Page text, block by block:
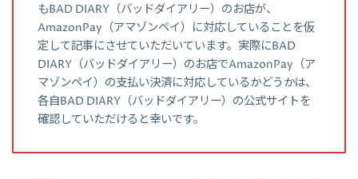
もBAD DIARY（バッドダイアリー）のお店が、
AmazonPay（アマゾンペイ）に対応していることを仮
定して記事にさせていただいています。実際にBAD
DIARY（バッドダイアリー）のお店でAmazonPay（ア
マゾンペイ）の支払い決済に対応しているかどうかは、
各自BAD DIARY（バッドダイアリー）の公式サイトを
確認していただけると幸いです。